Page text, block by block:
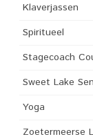
Klaverjassen
Spiritueel
Stagecoach
Sweet Lake
Yoga
Zoetermeerse